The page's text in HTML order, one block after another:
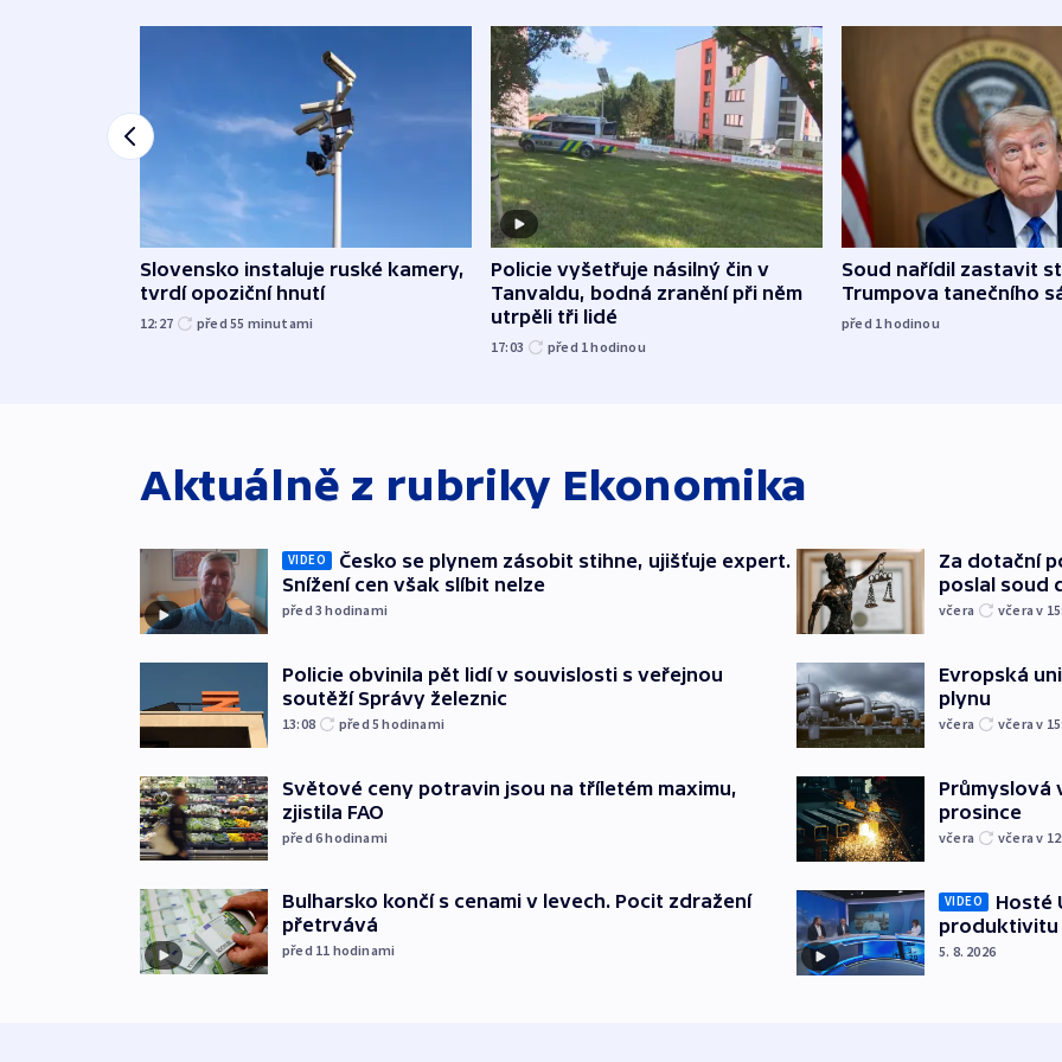
Slovensko instaluje ruské kamery,
tvrdí opoziční hnutí
12:27 před 55 minutami
Policie vyšetřuje násilný čin v
Tanvaldu, bodná zranění při něm
utrpěli tři lidé
17:03 před 1hodinou
Soud nařídil zastavit
Trumpova tanečního
před 1hodinou
Aktuálně z rubriky Ekonomika
VIDEO
Česko se plynem zásobit stihne, ujišťuje expert.
Snížení cen však slíbit nelze
před 3hodinami
Policie obvinila pět lidí v souvislosti s veřejnou
soutěží Správy železnic
13:08 před 5hodinami
Světové ceny potravin jsou na tříletém maximu,
zjistila FAO
před 6hodinami
Bulharsko končí s cenami v levech. Pocit zdražení
přetrvává
před 11 hodinami
Za dotační
poslal soud
včera včera v
Evropská
plynu
včera včera v
Průmyslová
prosince
včera včera v
VIDEO
Hosté
produktivitu
5. 8. 2026